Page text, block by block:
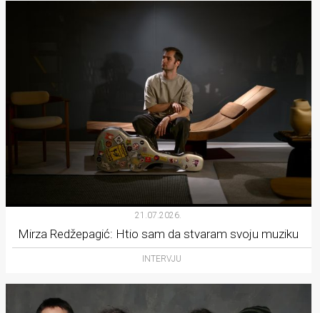
21.07.2026.
Mirza Redžepagić: Htio sam da stvaram svoju muziku
INTERVJU